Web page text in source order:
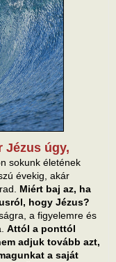
Jézus úgy,
sokunk életének
évekig, akár
Miért baj az, ha
hogy Jézus?
a figyelemre és
Attól a ponttól
adjuk tovább azt,
a saját